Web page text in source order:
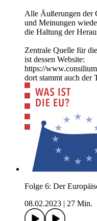
Alle Äußerungen der
und Meinungen
die Haltung der
Zentrale Quelle für
ist dessen Website:
https://
dort stammt auch der
Folge 6: Der
08.02.2023 | 27 Min.